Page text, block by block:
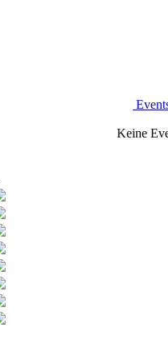
Keine